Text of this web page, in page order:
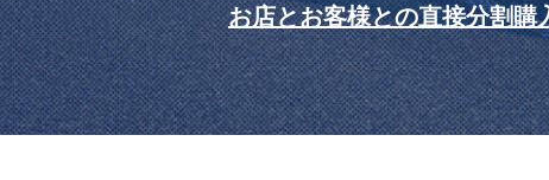
お店とお客様との直接分割